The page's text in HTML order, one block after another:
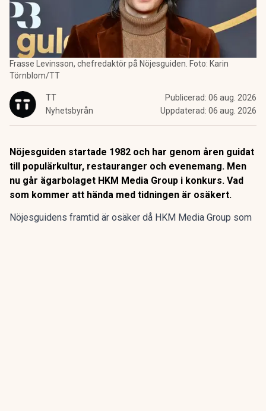
Frasse Levinsson, chefredaktör på Nöjesguiden. Foto: Karin
Törnblom/TT
TT
Nyhetsbyrån
Publicerad: 06 aug. 2026
Uppdaterad: 06 aug. 2026
Nöjesguiden startade 1982 och har genom åren guidat
till populärkultur, restauranger och evenemang. Men
nu går ägarbolaget HKM Media Group i konkurs. Vad
som kommer att hända med tidningen är osäkert.
Nöjesguidens framtid är osäker då HKM Media Group som